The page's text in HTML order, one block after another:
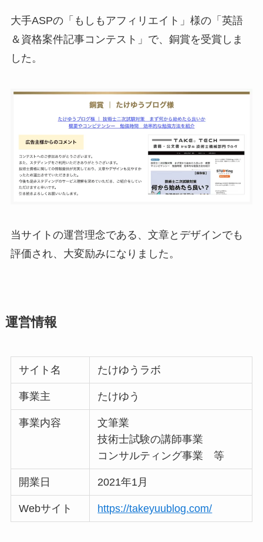
大手ASPの「もしもアフィリエイト」様の「英語
＆資格案件記事コンテスト」で、銅賞を受賞しま
した。
当サイトの運営理念である、文章とデザインでも
評価され、大変励みになりました。
運営情報
サイト名 たけゆうラボ
事業主 たけゆう
事業内容
文筆業
技術士試験の講師事業
コンサルティング事業 等
開業日 2021年1月
Webサイト https://takeyuublog.com/